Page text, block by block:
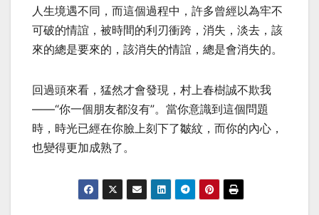
人生境遇不同，而這個過程中，許多曾經以為牢不
可破的情誼，被時間的利刃衝跨，消失，淡去，該
來的總是要來的，該消失的情誼，總是會消失的。
回過頭來看，猛然才會發現，村上春樹誠不欺我
——“你一個朋友都沒有”。當你意識到這個問題
時，時光已經在你臉上刻下了皺紋，而你的內心，
也變得更加成熟了。